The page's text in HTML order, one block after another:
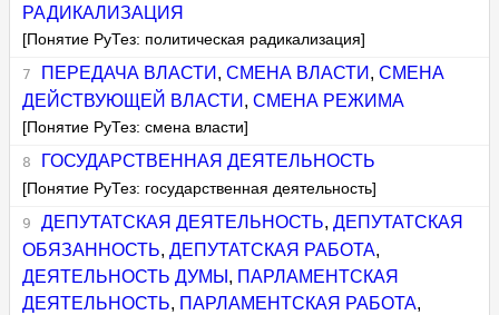
РАДИКАЛИЗАЦИЯ
[Понятие РуТез: политическая радикализация]
ПЕРЕДАЧА ВЛАСТИ , СМЕНА ВЛАСТИ , СМЕНА
ДЕЙСТВУЮЩЕЙ ВЛАСТИ ,СМЕНА РЕЖИМА
[Понятие РуТез: смена власти]
ГОСУДАРСТВЕННАЯ ДЕЯТЕЛЬНОСТЬ
[Понятие РуТез: государственная деятельность]
ДЕПУТАТСКАЯ ДЕЯТЕЛЬНОСТЬ, ДЕПУТАТСКАЯ
ОБЯЗАННОСТЬ,ДЕПУТАТСКАЯ РАБОТА,
ДЕЯТЕЛЬНОСТЬ ДУМЫ , ПАРЛАМЕНТСКАЯ
ДЕЯТЕЛЬНОСТЬ, ПАРЛАМЕНТСКАЯ РАБОТА,